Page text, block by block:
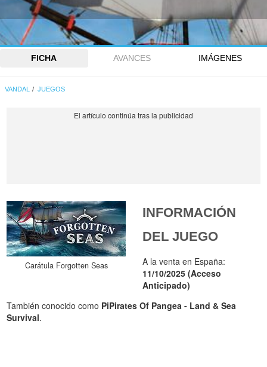
FICHA AVANCES IMÁGENES
VANDAL JUEGOS
Carátula Forgotten Seas
INFORMACIÓN
DEL JUEGO
A la venta en España:
11/10/2025 (Acceso
Anticipado)
También conocido como PiPirates Of Pangea - Land & Sea
Survival.